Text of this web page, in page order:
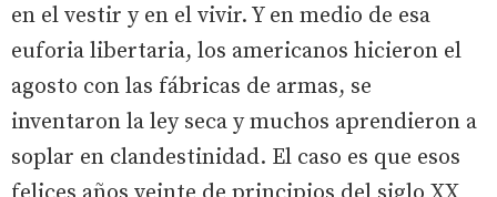
en el vestir y en el vivir. Y en medio de esa
euforia libertaria, los americanos hicieron el
agosto con las fábricas de armas, se
inventaron la ley seca y muchos aprendieron a
soplar en clandestinidad. El caso es que esos